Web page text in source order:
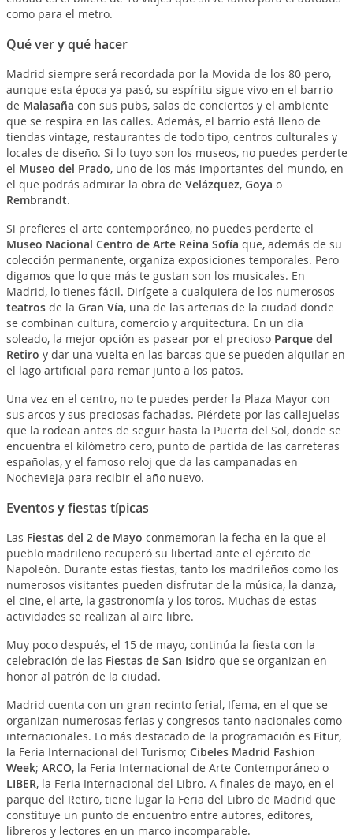
como para el metro.
Qué ver y qué hacer
Madrid siempre será recordada por la Movida de los 80 pero,
aunque esta época ya pasó, su espíritu sigue vivo en el barrio
de Malasaña con sus pubs, salas de conciertos y el ambiente
que se respira en las calles. Además, el barrio está lleno de
tiendas vintage, restaurantes de todo tipo, centros culturales y
locales de diseño. Si lo tuyo son los museos, no puedes perderte
el Museo del Prado, uno de los más importantes del mundo, en
el que podrás admirar la obra de Velázquez, Goya o
Rembrandt.
Si prefieres el arte contemporáneo, no puedes perderte el
Museo Nacional Centro de Arte Reina Sofía que, además de su
colección permanente, organiza exposiciones temporales. Pero
digamos que lo que más te gustan son los musicales. En
Madrid, lo tienes fácil. Dirígete a cualquiera de los numerosos
teatrosde la Gran Vía, una de las arterias de la ciudad donde
se combinan cultura, comercio y arquitectura. En un día
soleado, la mejor opción es pasear por el precioso Parque del
Retiro y dar una vuelta en las barcas que se pueden alquilar en
el lago artificial para remar junto a los patos.
Una vez en el centro, no te puedes perder la Plaza Mayor con
sus arcos y sus preciosas fachadas. Piérdete por las callejuelas
que la rodean antes de seguir hasta la Puerta del Sol, donde se
encuentra el kilómetro cero, punto de partida de las carreteras
españolas, y el famoso reloj que da las campanadas en
Nochevieja para recibir el año nuevo.
Eventos y fiestas típicas
Las Fiestas del 2 de Mayo conmemoran la fecha en la que el
pueblo madrileño recuperó su libertad ante el ejército de
Napoleón. Durante estas fiestas, tanto los madrileños como los
numerosos visitantes pueden disfrutar de la música, la danza,
el cine, el arte, la gastronomía y los toros. Muchas de estas
actividades se realizan al aire libre.
Muy poco después, el 15 de mayo, continúa la fiesta con la
celebración de las Fiestas de San Isidro que se organizan en
honor al patrón de la ciudad.
Madrid cuenta con un gran recinto ferial, Ifema, en el que se
organizan numerosas ferias y congresos tanto nacionales como
internacionales. Lo más destacado de la programación es Fitur,
la Feria Internacional del Turismo; Cibeles Madrid Fashion
Week; ARCO, la Feria Internacional de Arte Contemporáneo o
LIBER, la Feria Internacional del Libro. A finales de mayo, en el
parque del Retiro, tiene lugar la Feria del Libro de Madrid que
constituye un punto de encuentro entre autores, editores,
libreros y lectores en un marco incomparable.